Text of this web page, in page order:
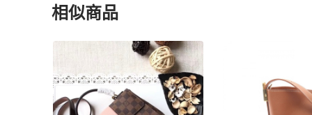
相似商品
更多相似Louis Vuitton女包推薦精品